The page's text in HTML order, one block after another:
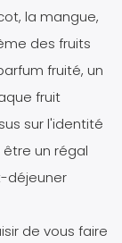
la mangue,
des fruits
fruité, un
fruit
sur l'identité
être un régal
déjeuner
de vous faire